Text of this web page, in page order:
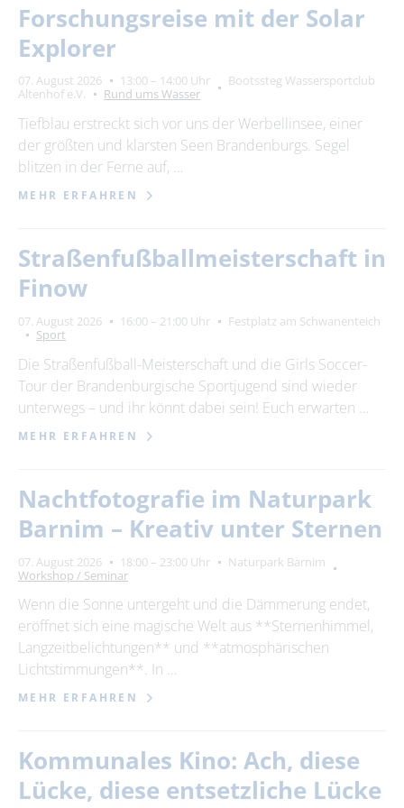
Forschungsreise mit der Solar
Explorer
07. August 2026 13:00 – 14:00 Uhr
Bootssteg Wassersportclub
Altenhof e.V.
Rund ums Wasser
Tiefblau erstreckt sich vor uns der Werbellinsee, einer
der größten und klarsten Seen Brandenburgs. Segel
blitzen in der Ferne auf, …
MEHR ERFAHREN
Straßenfußballmeisterschaft in
Finow
07. August 2026 16:00 – 21:00 Uhr
Festplatz am Schwanenteich
Sport
Die Straßenfußball-Meisterschaft und die Girls Soccer-
Tour der Brandenburgische Sportjugend sind wieder
unterwegs – und ihr könnt dabei sein! Euch erwarten …
MEHR ERFAHREN
Nachtfotografie im Naturpark
Barnim – Kreativ unter Sternen
07. August 2026 18:00 – 23:00 Uhr
Naturpark Barnim
Workshop / Seminar
Wenn die Sonne untergeht und die Dämmerung endet,
eröffnet sich eine magische Welt aus **Sternenhimmel,
Langzeitbelichtungen** und **atmosphärischen
Lichtstimmungen**. In …
MEHR ERFAHREN
Kommunales Kino: Ach, diese
Lücke, diese entsetzliche Lücke